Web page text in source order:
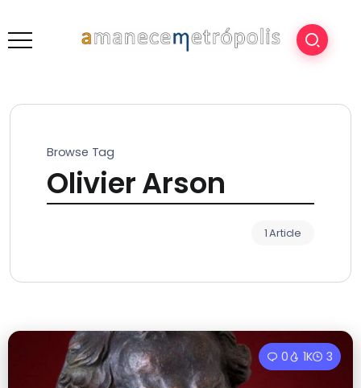
Browse Tag
Olivier Arson
1 Article
0 1K 3